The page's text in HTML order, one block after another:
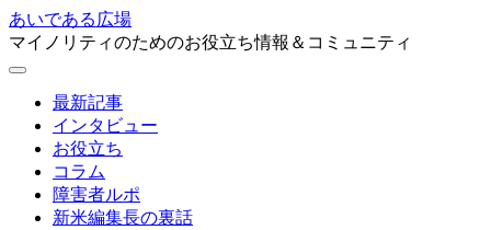
あいである広場
マイノリティのためのお役立ち情報＆コミュニティ
最新記事
インタビュー
お役立ち
コラム
障害者ルポ
新米編集長の裏話